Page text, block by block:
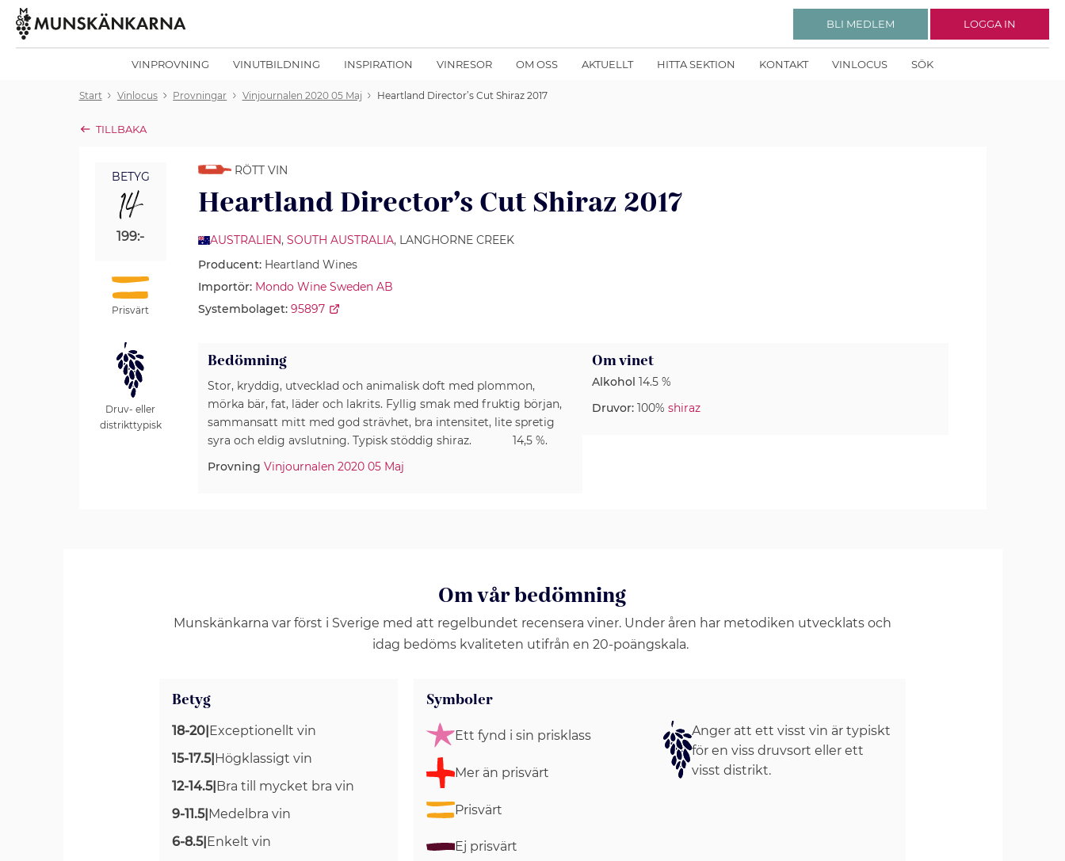
VINPROVNING VINUTBILDNING INSPIRATION VINRESOR OM OSS AKTUELLT HITTA SEKTION KONTAKT VINLOCUS SÖK
BLI MEDLEM LOGGA IN
Start Vinlocus Provningar Vinjournalen 2020 05 Maj Heartland Director’s Cut Shiraz 2017
TILLBAKA
BETYG
14
199:-
Prisvärt
Druv- eller
distrikttypisk
RÖTT VIN
Heartland Director’s Cut Shiraz 2017
AUSTRALIEN,SOUTH AUSTRALIA, LANGHORNE CREEK
Producent:Heartland Wines
Importör: Mondo Wine Sweden AB
Systembolaget: 95897
Bedömning
Stor, kryddig, utvecklad och animalisk doft med plommon,
mörka bär, fat, läder och lakrits. Fyllig smak med fruktig början,
sammansatt mitt med god strävhet, bra intensitet, lite spretig
syra och eldig avslutning. Typisk stöddig shiraz. 14,5 %.
Provning Vinjournalen 2020 05 Maj
Om vinet
Alkohol 14.5 %
Druvor: 100% shiraz
Om vår bedömning
Munskänkarna var först i Sverige med att regelbundet recensera viner. Under åren har metodiken utvecklats och
idag bedöms kvaliteten utifrån en 20-poängskala.
Betyg
18-20|Exceptionellt vin
15-17.5|Högklassigt vin
12-14.5|Bra till mycket bra vin
9-11.5|Medelbra vin
6-8.5|Enkelt vin
Symboler
Ett fynd i sin prisklass
Mer än prisvärt
Prisvärt
Ej prisvärt
Anger att ett visst vin är typiskt
för en viss druvsort eller ett
visst distrikt.